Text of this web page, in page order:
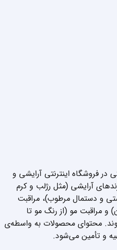
در فروشگاه اینترنتی آرایشی و
آرایشی (مثل رژلب و کرم
و دستمال مرطوب)، مراقبت
مراقبت مو (از رنگ مو تا
محتوای محصولات به واسطه‌ی
تهیه و تأمین می‌شود.